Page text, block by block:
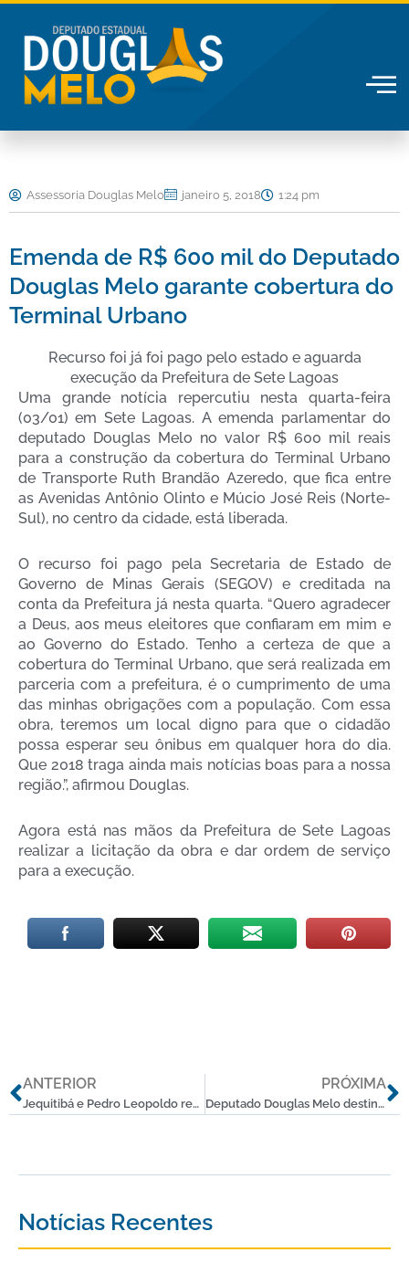
conteúdo
Assessoria Douglas Melo janeiro 5, 2018 1:24 pm
Emenda de R$ 600 mil do Deputado
Douglas Melo garante cobertura do
Terminal Urbano
Recurso foi já foi pago pelo estado e aguarda
execução da Prefeitura de Sete Lagoas
Uma grande notícia repercutiu nesta quarta-feira
(03/01) em Sete Lagoas. A emenda parlamentar do
deputado Douglas Melo no valor R$ 600 mil reais
para a construção da cobertura do Terminal Urbano
de Transporte Ruth Brandão Azeredo, que fica entre
as Avenidas Antônio Olinto e Múcio José Reis (Norte-
Sul), no centro da cidade, está liberada.
O recurso foi pago pela Secretaria de Estado de
Governo de Minas Gerais (SEGOV) e creditada na
conta da Prefeitura já nesta quarta. “Quero agradecer
a Deus, aos meus eleitores que confiaram em mim e
ao Governo do Estado. Tenho a certeza de que a
cobertura do Terminal Urbano, que será realizada em
parceria com a prefeitura, é o cumprimento de uma
das minhas obrigações com a população. Com essa
obra, teremos um local digno para que o cidadão
possa esperar seu ônibus em qualquer hora do dia.
Que 2018 traga ainda mais notícias boas para a nossa
região.”, afirmou Douglas.
Agora está nas mãos da Prefeitura de Sete Lagoas
realizar a licitação da obra e dar ordem de serviço
para a execução.
Anterior
ANTERIOR
Jequitibá e Pedro Leopoldo recebem veículos para o SUS
PRÓXIMA
Deputado Douglas Melo destina R$ 1 milhão em emendas parlamentares para construção da 19ª Cia Ind. de Policiamento Especializado
Notícias Recentes